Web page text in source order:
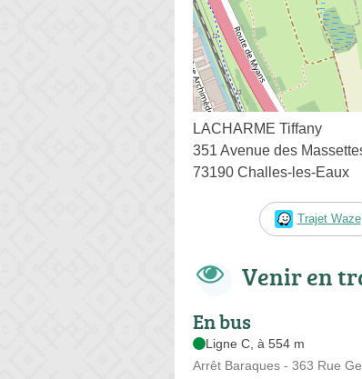
LACHARME Tiffany
351 Avenue des
73190 Challes-les-Eaux
Trajet Waze
Venir en
En bus
Ligne C, à 554 m
Arrêt Baraques - 363 Rue